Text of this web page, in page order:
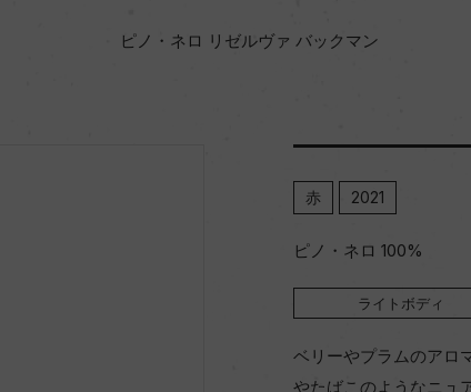
ピノ・ネロ リゼルヴァ バックマン
赤 2021
ピノ・ネロ 100%
ライトボディ
ベリーやプラムのアロ
やたばこのようなニュ